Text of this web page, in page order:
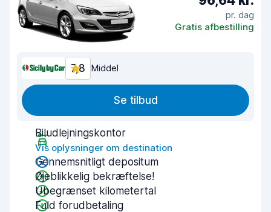
pr. dag
Gratis afbestilling
7,8 Middel
Se tilbud
Biludlejningskontor
Vis oplysninger om destination
Gennemsnitligt depositum
Øjeblikkelig bekræftelse!
Ubegrænset kilometertal
Fuld forudbetaling